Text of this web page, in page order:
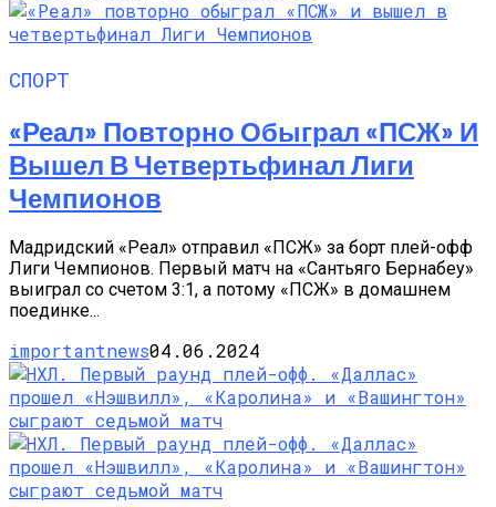
СПОРТ
«Реал» Повторно Обыграл «ПСЖ» И
Вышел В Четвертьфинал Лиги
Чемпионов
Мадридский «Реал» отправил «ПСЖ» за борт плей-офф
Лиги Чемпионов. Первый матч на «Сантьяго Бернабеу»
выиграл со счетом 3:1, а потому «ПСЖ» в домашнем
поединке...
importantnews04.06.2024